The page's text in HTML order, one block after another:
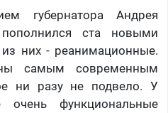
губернатора Андрея
ста новыми
них - реанимационные.
самым современным
ни разу не подвело. У
функциональные